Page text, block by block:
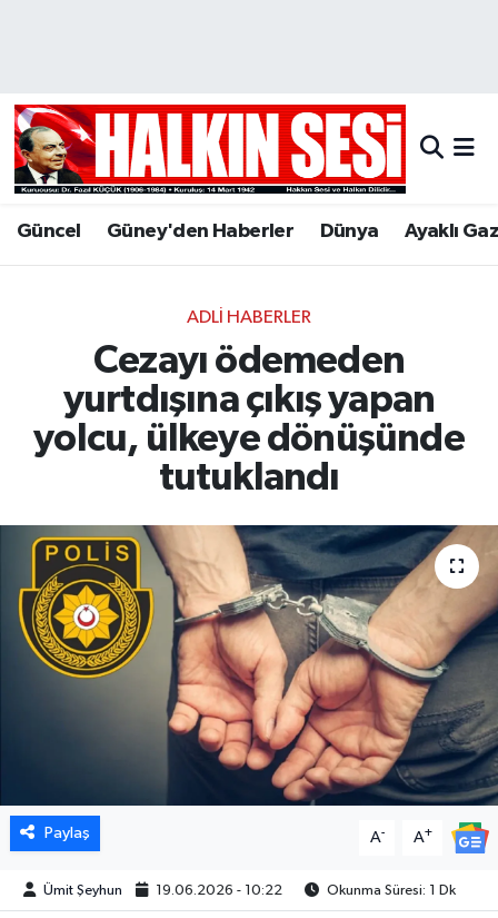
Güncel Güney'den Haberler Dünya Ayaklı
ADLI HABERLER
Cezayı ödemeden
yurtdışına çıkış yapan
yolcu, ülkeye dönüşünde
tutuklandı
Paylaş A- A+
Ümit Şeyhun 19.06.2026 - 10:22 Okunma Süresi: 1 Dk
Hava Durumu
Trafik Durumu
Tüm Manşetler
Son Dakika Haberleri
Haber Arşivi